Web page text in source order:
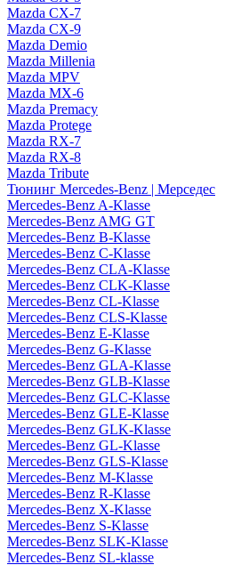
Mazda CX-7
Mazda CX-9
Mazda Demio
Mazda Millenia
Mazda MPV
Mazda MX-6
Mazda Premacy
Mazda Protege
Mazda RX-7
Mazda RX-8
Mazda Tribute
Тюнинг Mercedes-Benz | Мерседес
Mercedes-Benz A-Klasse
Mercedes-Benz AMG GT
Mercedes-Benz B-Klasse
Mercedes-Benz C-Klasse
Mercedes-Benz CLA-Klasse
Mercedes-Benz CLK-Klasse
Mercedes-Benz CL-Klasse
Mercedes-Benz CLS-Klasse
Mercedes-Benz E-Klasse
Mercedes-Benz G-Klasse
Mercedes-Benz GLA-Klasse
Mercedes-Benz GLB-Klasse
Mercedes-Benz GLC-Klasse
Mercedes-Benz GLE-Klasse
Mercedes-Benz GLK-Klasse
Mercedes-Benz GL-Klasse
Mercedes-Benz GLS-Klasse
Mercedes-Benz M-Klasse
Mercedes-Benz R-Klasse
Mercedes-Benz X-Klasse
Mercedes-Benz S-Klasse
Mercedes-Benz SLK-Klasse
Mercedes-Benz SL-klasse